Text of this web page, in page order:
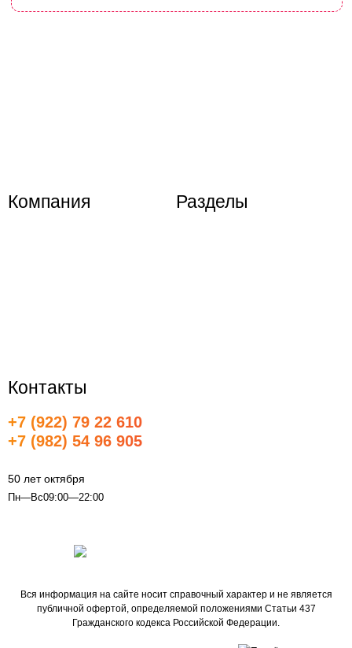
Компания Разделы
Контакты
+7 (922) 79 22 610
+7 (982) 54 96 905
50 лет октября
Пн—Вс09:00—22:00
Вся информация на сайте носит справочный характер и не является
публичной офертой, определяемой положениями Статьи 437
Гражданского кодекса Российской Федерации.